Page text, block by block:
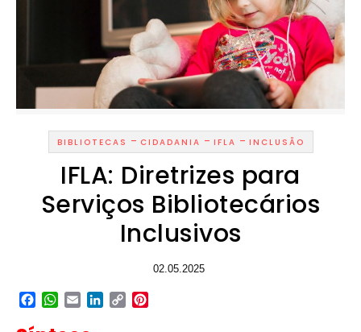
BIBLIOTECAS - CIDADANIA - IFLA - INCLUSÃO
IFLA: Diretrizes para
Serviços Bibliotecários
Inclusivos
02.05.2025
Facebook
WhatsApp
EmailLinkedIn
Copy